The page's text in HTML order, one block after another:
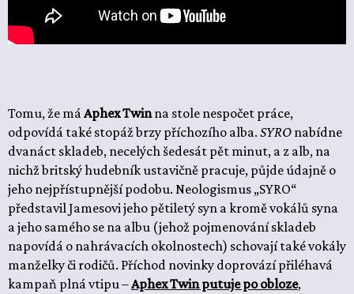
Tomu, že má Aphex Twinna stole nespočet práce,
odpovídá také stopáž brzy příchozího alba. SYRO nabídne
dvanáct skladeb, necelých šedesát pět minut, a z alb, na
nichž britský hudebník ustavičně pracuje, půjde údajně o
jeho nejpřístupnější podobu. Neologismus „SYRO“
představil Jamesovi jeho pětiletý syn a kromě vokálů syna
a jeho samého se na albu (jehož pojmenování skladeb
napovídá o nahrávacích okolnostech) schovají také vokály
manželky či rodičů. Příchod novinky doprovází přiléhavá
kampaň plná vtipu –Aphex Twin putuje po obloze,